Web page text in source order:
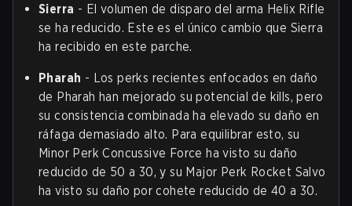
Sierra - El volumen de disparo del arma Helix Rifle
se ha reducido. Este es el único cambio que Sierra
ha recibido en este parche.
Pharah - Los perks recientes enfocados en daño
de Pharah han mejorado su potencial de kills, pero
su consistencia combinada ha elevado su daño en
ráfaga demasiado alto. Para equilibrar esto, su
Minor Perk Concussive Force ha visto su daño
reducido de 50 a 30, y su Major Perk Rocket Salvo
ha visto su daño por cohete reducido de 40 a 30.